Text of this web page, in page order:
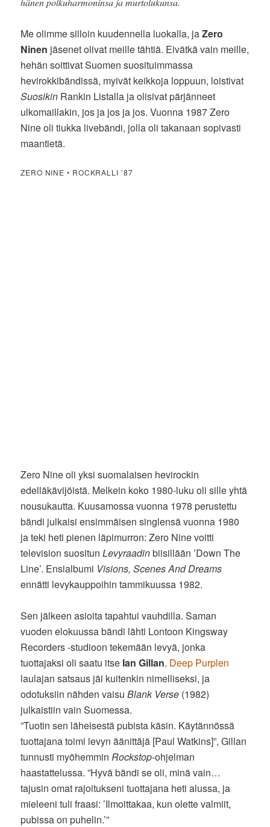
Me olimme silloin kuudennella luokalla, jaZero
Ninen jäsenet olivat meille tähtiä. Eivätkä vain meille,
hehän soittivat Suomen suosituimmassa
hevirokkibändissä, myivät keikkoja loppuun, loistivat
Suosikin Rankin Listalla ja olisivat pärjänneet
ulkomaillakin, jos ja jos ja jos. Vuonna 1987 Zero
Nine oli tiukka livebändi, jolla oli takanaan sopivasti
maantietä.
ZERO NINE • ROCKRALLI ’87
Zero Nine oli yksi suomalaisen hevirockin
edelläkävijöistä. Melkein koko 1980-luku oli sille yhtä
nousukautta. Kuusamossa vuonna 1978 perustettu
bändi julkaisi ensimmäisen singlensä vuonna 1980
ja teki heti pienen läpimurron: Zero Nine voitti
television suositunLevyraadinbiisillään ’Down The
Line’. Ensialbumi Visions, Scenes And Dreams
ennätti levykauppoihin tammikuussa 1982.
Sen jälkeen asioita tapahtui vauhdilla. Saman
vuoden elokuussa bändi lähti Lontoon Kingsway
Recorders -studioon tekemään levyä, jonka
tuottajaksi oli saatu itse Ian Gillan. Deep Purplen
laulajan satsaus jäi kuitenkin nimelliseksi, ja
odotuksiin nähden vaisuBlank Verse (1982)
julkaistiin vain Suomessa.
”Tuotin sen läheisestä pubista käsin. Käytännössä
tuottajana toimi levyn äänittäjä [Paul Watkins]”, Gillan
tunnusti myöhemmin Rockstop-ohjelman
haastattelussa. ”Hyvä bändi se oli, minä vain…
tajusin omat rajoitukseni tuottajana heti alussa, ja
mieleeni tuli fraasi: ’Ilmoittakaa, kun olette valmiit,
pubissa on puhelin.’”